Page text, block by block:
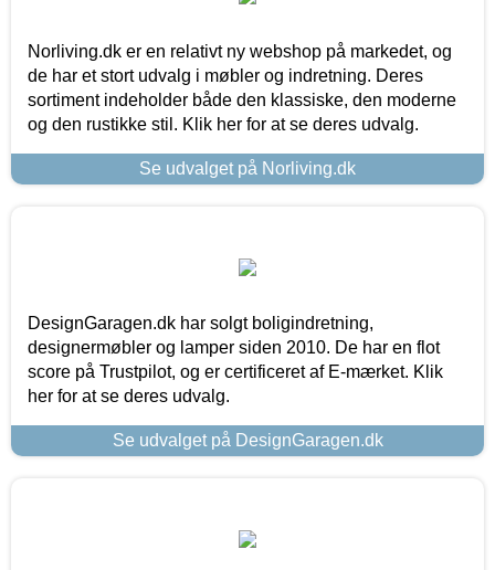
Norliving.dk er en relativt ny webshop på markedet, og
de har et stort udvalg i møbler og indretning. Deres
sortiment indeholder både den klassiske, den moderne
og den rustikke stil. Klik her for at se deres udvalg.
Se udvalget på Norliving.dk
DesignGaragen.dk har solgt boligindretning,
designermøbler og lamper siden 2010. De har en flot
score på Trustpilot, og er certificeret af E-mærket. Klik
her for at se deres udvalg.
Se udvalget på DesignGaragen.dk